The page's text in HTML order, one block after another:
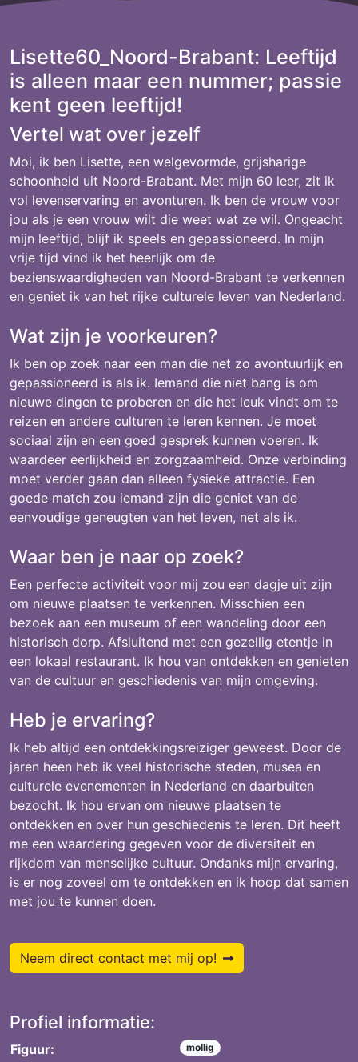
Lisette60_Noord-Brabant: Leeftijd
is alleen maar een nummer; passie
kent geen leeftijd!
Vertel wat over jezelf
Moi, ik ben Lisette, een welgevormde, grijsharige
schoonheid uit Noord-Brabant. Met mijn 60 leer, zit ik
vol levenservaring en avonturen. Ik ben de vrouw voor
jou als je een vrouw wilt die weet wat ze wil. Ongeacht
mijn leeftijd, blijf ik speels en gepassioneerd. In mijn
vrije tijd vind ik het heerlijk om de
bezienswaardigheden van Noord-Brabant te verkennen
en geniet ik van het rijke culturele leven van Nederland.
Wat zijn je voorkeuren?
Ik ben op zoek naar een man die net zo avontuurlijk en
gepassioneerd is als ik. Iemand die niet bang is om
nieuwe dingen te proberen en die het leuk vindt om te
reizen en andere culturen te leren kennen. Je moet
sociaal zijn en een goed gesprek kunnen voeren. Ik
waardeer eerlijkheid en zorgzaamheid. Onze verbinding
moet verder gaan dan alleen fysieke attractie. Een
goede match zou iemand zijn die geniet van de
eenvoudige geneugten van het leven, net als ik.
Waar ben je naar op zoek?
Een perfecte activiteit voor mij zou een dagje uit zijn
om nieuwe plaatsen te verkennen. Misschien een
bezoek aan een museum of een wandeling door een
historisch dorp. Afsluitend met een gezellig etentje in
een lokaal restaurant. Ik hou van ontdekken en genieten
van de cultuur en geschiedenis van mijn omgeving.
Heb je ervaring?
Ik heb altijd een ontdekkingsreiziger geweest. Door de
jaren heen heb ik veel historische steden, musea en
culturele evenementen in Nederland en daarbuiten
bezocht. Ik hou ervan om nieuwe plaatsen te
ontdekken en over hun geschiedenis te leren. Dit heeft
me een waardering gegeven voor de diversiteit en
rijkdom van menselijke cultuur. Ondanks mijn ervaring,
is er nog zoveel om te ontdekken en ik hoop dat samen
met jou te kunnen doen.
Neem direct contact met mij op!
Profiel informatie:
Figuur: mollig